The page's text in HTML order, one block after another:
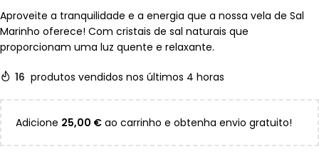
Aproveite a tranquilidade e a energia que a nossa vela de Sal
Marinho oferece! Com cristais de sal naturais que
proporcionam uma luz quente e relaxante.
16 produtos vendidos nos últimos 4 horas
Adicione 25,00 € ao carrinho e obtenha envio gratuito!